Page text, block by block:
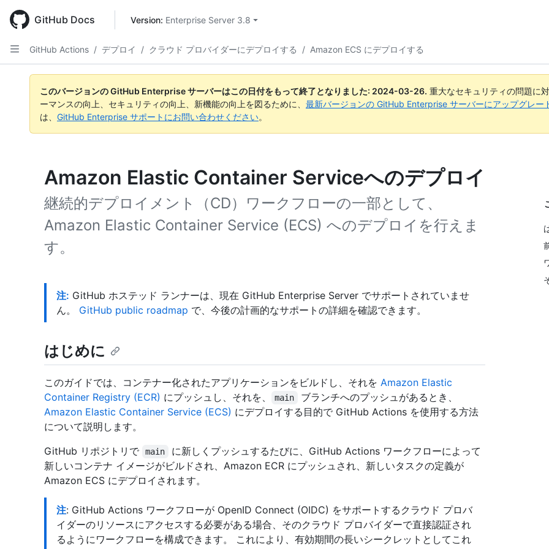
main
content
GitHub Docs Version: Enterprise Server 3.8
GitHub Actions / デプロイ / クラウド プロバイダーにデプロイする / Amazon ECS にデプロイする
このバージョンの GitHub Enterprise サーバーはこの日付をもって終了となりました: 2024-03-26. 重大なセキュリティの問題に
ーマンスの向上、セキュリティの向上、新機能の向上を図るために、 最新バージョンの GitHub Enterprise サーバーにアップグレー
は、 GitHub Enterprise サポートにお問い合わせください。
Amazon Elastic Container Serviceへのデプロイ
継続的デプロイメント（CD）ワークフローの一部として、
Amazon Elastic Container Service (ECS) へのデプロイを行えま
す。
注: GitHub ホステッド ランナーは、現在 GitHub Enterprise Server でサポートされていませ
ん。 GitHub public roadmap で、今後の計画的なサポートの詳細を確認できます。
はじめに
このガイドでは、コンテナー化されたアプリケーションをビルドし、それを Amazon Elastic
Container Registry (ECR) にプッシュし、それを、 main
ブランチへのプッシュがあるとき、
Amazon Elastic Container Service (ECS) にデプロイする目的で GitHub Actions を使用する方法
について説明します。
GitHub リポジトリで
main
に新しくプッシュするたびに、GitHub Actions ワークフローによって
新しいコンテナ イメージがビルドされ、Amazon ECR にプッシュされ、新しいタスクの定義が
Amazon ECS にデプロイされます。
注: GitHub Actions ワークフローが OpenID Connect (OIDC) をサポートするクラウド プロバ
イダーのリソースにアクセスする必要がある場合、そのクラウド プロバイダーで直接認証され
るようにワークフローを構成できます。 これにより、有効期間の長いシークレットとしてこれ